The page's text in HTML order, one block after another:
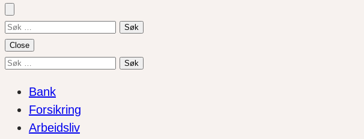
Søk
etter:
Close
Søk
Bank
Forsikring
Arbeidsliv